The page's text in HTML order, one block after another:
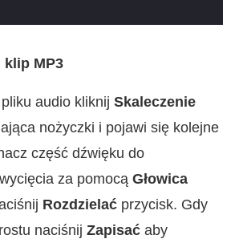
klip MP3
audio kliknij Skaleczenie
nożyczki i pojawi się kolejne
część dźwięku do
za pomocą Głowica
Rozdzielać przycisk. Gdy
naciśnij Zapisać aby